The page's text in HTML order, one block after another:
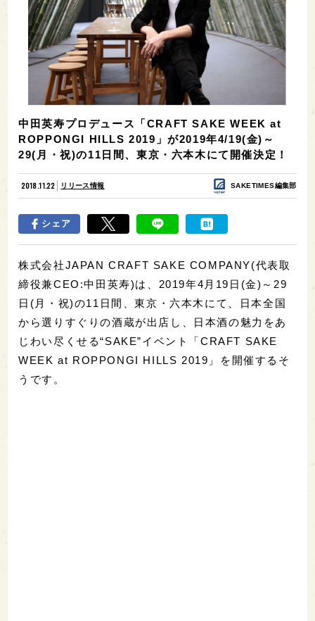
中田英寿プロデュース「CRAFT SAKE WEEK at
ROPPONGI HILLS 2019」が2019年4/19(金)～
29(月・祝)の11日間、東京・六本木にて開催決定！
2018.11.22 リリース情報 SAKETIMES編集部
シェア
株式会社JAPAN CRAFT SAKE COMPANY(代表取
締役兼CEO:中田英寿)は、2019年4月19日(金)～29
日(月・祝)の11日間、東京・六本木にて、日本全国
から選りすぐりの酒蔵が出店し、日本酒の魅力をあ
じわい尽くせる“SAKE”イベント「CRAFT SAKE
WEEK at ROPPONGI HILLS 2019」を開催するそ
うです。